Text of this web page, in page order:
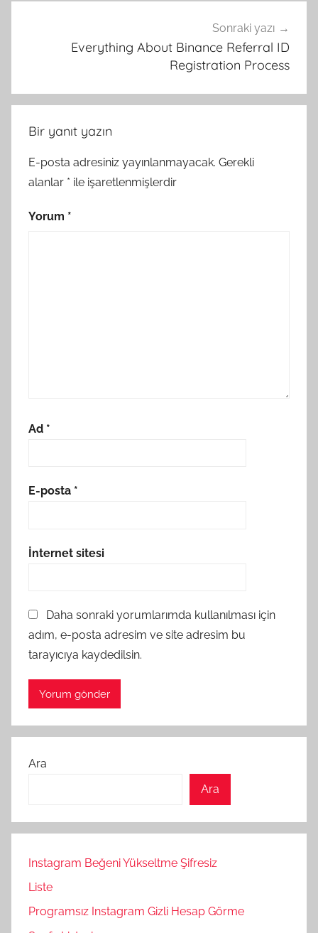
Sonraki yazı
Everything About Binance Referral ID
Registration Process
Bir yanıt yazın
E-posta adresiniz yayınlanmayacak. Gerekli
alanlar * ile işaretlenmişlerdir
Yorum *
Ad *
E-posta *
İnternet sitesi
Daha sonraki yorumlarımda kullanılması için
adım, e-posta adresim ve site adresim bu
tarayıcıya kaydedilsin.
Ara
Ara
Instagram Beğeni Yükseltme Şifresiz
Liste
Programsız Instagram Gizli Hesap Görme